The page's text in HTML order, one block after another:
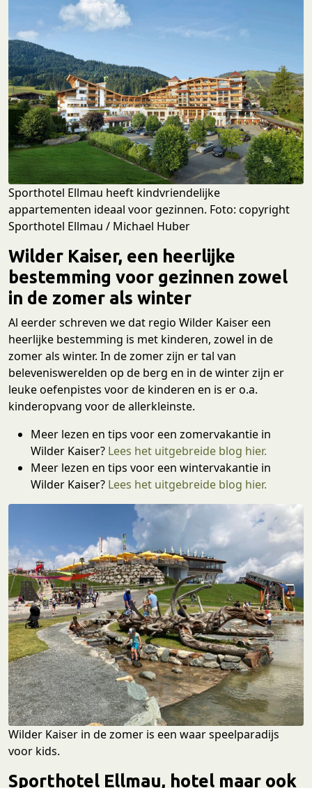
Sporthotel Ellmau heeft kindvriendelijke
appartementen ideaal voor gezinnen. Foto: copyright
Sporthotel Ellmau / Michael Huber
Wilder Kaiser, een heerlijke
bestemming voor gezinnen zowel
in de zomer als winter
Al eerder schreven we dat regio Wilder Kaiser een
heerlijke bestemming is met kinderen, zowel in de
zomer als winter. In de zomer zijn er tal van
beleveniswerelden op de berg en in de winter zijn er
leuke oefenpistes voor de kinderen en is er o.a.
kinderopvang voor de allerkleinste.
Meer lezen en tips voor een zomervakantie in
Wilder Kaiser? Lees het uitgebreide blog hier.
Meer lezen en tips voor een wintervakantie in
Wilder Kaiser? Lees het uitgebreide blog hier.
Wilder Kaiser in de zomer is een waar speelparadijs
voor kids.
Sporthotel Ellmau, hotel maar ook